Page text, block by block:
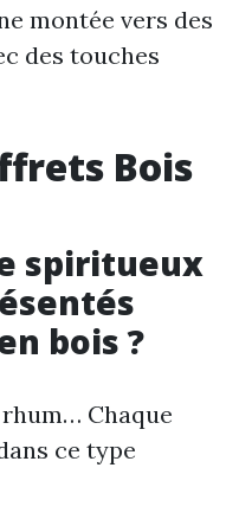
montée vers des
des touches
Bois
spiritueux
bois ?
Chaque
ce type